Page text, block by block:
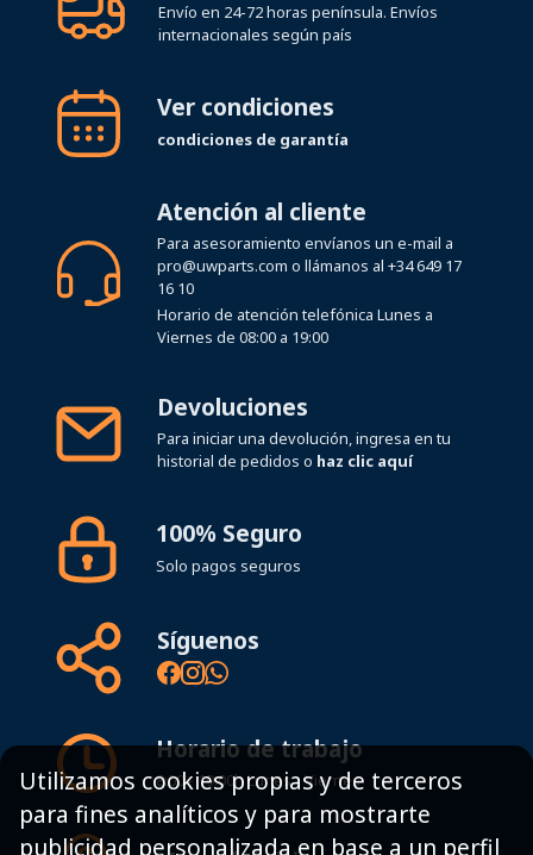
Envío en 24-72 horas península. Envíos
internacionales según país
Ver condiciones
condiciones de garantía
Atención al cliente
Para asesoramiento envíanos un e-mail a
pro@uwparts.com o llámanos al +34 649 17
16 10
Horario de atención telefónica Lunes a
Viernes de 08:00 a 19:00
Devoluciones
Para iniciar una devolución, ingresa en tu
historial de pedidos o haz clic aquí
100% Seguro
Solo pagos seguros
Síguenos
Horario de trabajo
8:00 - 19:00h Lunes - Viernes
Utilizamos cookies propias y de terceros
para fines analíticos y para mostrarte
publicidad personalizada en base a un perfil